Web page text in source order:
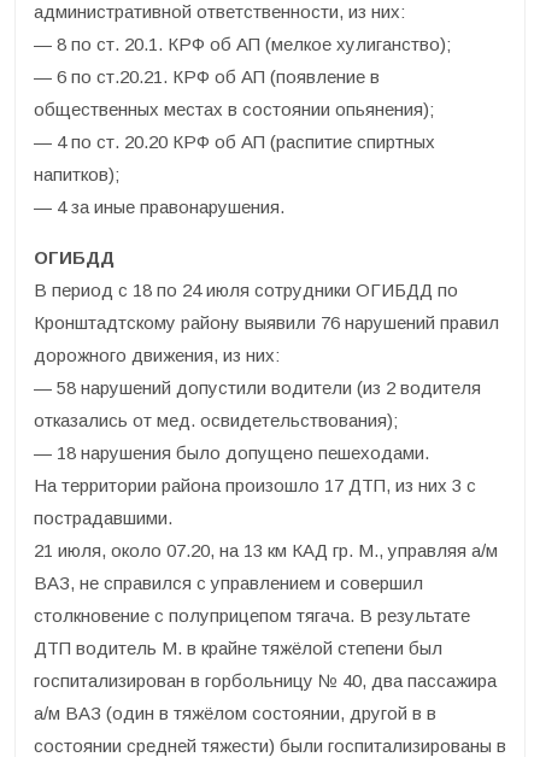
административной ответственности, из них:
— 8 по ст. 20.1. КРФ об АП (мелкое хулиганство);
— 6 по ст.20.21. КРФ об АП (появление в
общественных местах в состоянии опьянения);
— 4 по ст. 20.20 КРФ об АП (распитие спиртных
напитков);
— 4 за иные правонарушения.
ОГИБДД
В период с 18 по 24 июля сотрудники ОГИБДД по
Кронштадтскому району выявили 76 нарушений правил
дорожного движения, из них:
— 58 нарушений допустили водители (из 2 водителя
отказались от мед. освидетельствования);
— 18 нарушения было допущено пешеходами.
На территории района произошло 17 ДТП, из них 3 с
пострадавшими.
21 июля, около 07.20, на 13 км КАД гр. М., управляя а/м
ВАЗ, не справился с управлением и совершил
столкновение с полуприцепом тягача. В результате
ДТП водитель М. в крайне тяжёлой степени был
госпитализирован в горбольницу № 40, два пассажира
а/м ВАЗ (один в тяжёлом состоянии, другой в в
состоянии средней тяжести) были госпитализированы в